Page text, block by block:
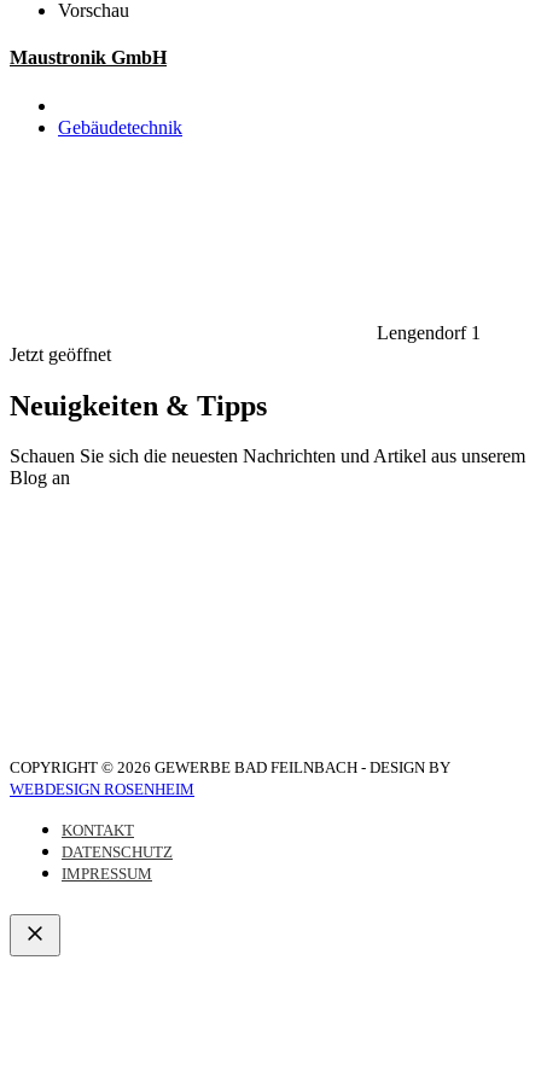
Vorschau
Maustronik GmbH
Gebäudetechnik
Lengendorf 1
Jetzt geöffnet
Neuigkeiten & Tipps
Schauen Sie sich die neuesten Nachrichten und Artikel aus unserem
Blog an
COPYRIGHT © 2026 GEWERBE BAD FEILNBACH - DESIGN BY
WEBDESIGN ROSENHEIM
KONTAKT
DATENSCHUTZ
IMPRESSUM